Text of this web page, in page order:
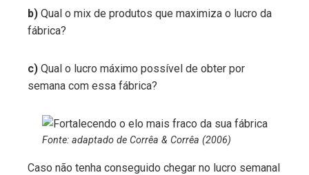
b) Qual o mix de produtos que maximiza o lucro da
fábrica?
c) Qual o lucro máximo possível de obter por
semana com essa fábrica?
Fonte: adaptado de Corrêa & Corrêa (2006)
Caso não tenha conseguido chegar no lucro semanal